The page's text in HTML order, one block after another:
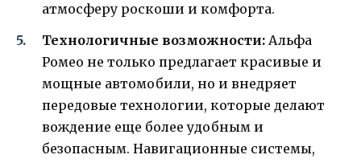
атмосферу роскоши и комфорта.
Технологичные возможности: Альфа
Ромео не только предлагает красивые и
мощные автомобили, но и внедряет
передовые технологии, которые делают
вождение еще более удобным и
безопасным. Навигационные системы,